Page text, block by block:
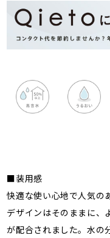
■装用感
快適な使い心地で人気の
デザインはそのままに、
が配合されました。水の